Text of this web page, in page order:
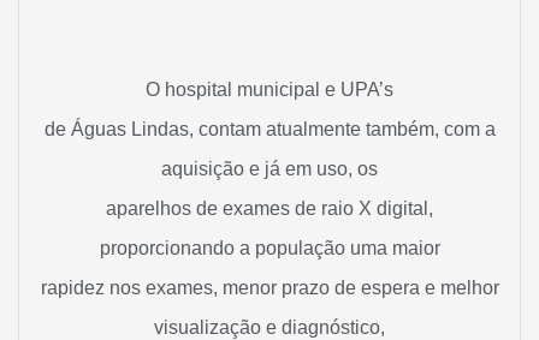
O hospital municipal e UPA’s
de Águas Lindas, contam atualmente também, com a
aquisição e já em uso, os
aparelhos de exames de raio X digital,
proporcionando a população uma maior
rapidez nos exames, menor prazo de espera e melhor
visualização e diagnóstico,